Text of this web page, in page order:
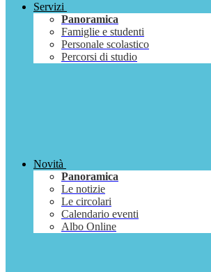
Servizi
Panoramica
Famiglie e studenti
Personale scolastico
Percorsi di studio
Novità
Panoramica
Le notizie
Le circolari
Calendario eventi
Albo Online